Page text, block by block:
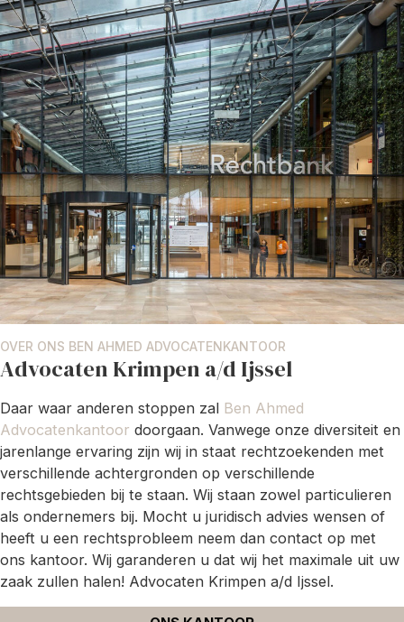
OVER ONS BEN AHMED ADVOCATENKANTOOR
Advocaten Krimpen a/d Ijssel
Daar waar anderen stoppen zal Ben Ahmed
Advocatenkantoor doorgaan. Vanwege onze diversiteit en
jarenlange ervaring zijn wij in staat rechtzoekenden met
verschillende achtergronden op verschillende
rechtsgebieden bij te staan. Wij staan zowel particulieren
als ondernemers bij. Mocht u juridisch advies wensen of
heeft u een rechtsprobleem neem dan contact op met
ons kantoor. Wij garanderen u dat wij het maximale uit uw
zaak zullen halen! Advocaten Krimpen a/d Ijssel.